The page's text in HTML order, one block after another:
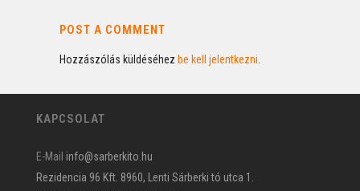
POST A COMMENT
Hozzászólás küldéséhez be kell jelentkezni
KAPCSOLAT
E-Mail info@sarberkito.hu
Rezidencia 96 Kft. 8960, Lenti Sárberki tó utca 1.